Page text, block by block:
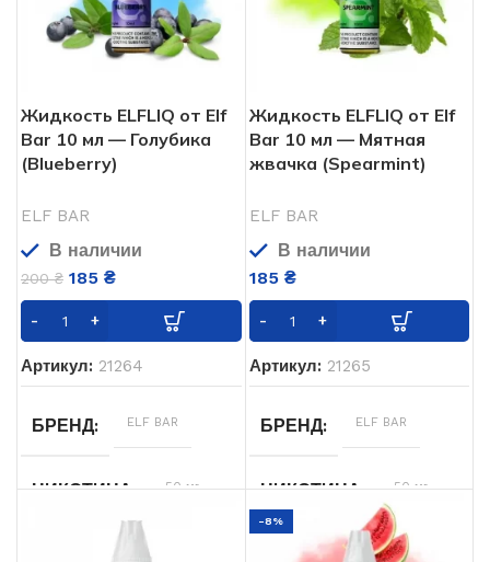
Жидкость ELFLIQ от Elf
Bar 10 мл — Голубика
(Blueberry)
ELF BAR
В наличии
200₴ 185 ₴
Артикул: 21264
БРЕНД ELF BAR
НИКОТИНА 50 мг
Жидкость ELFLIQ от Elf
Bar 10 мл — Мятная
жвачка (Spearmint)
ELF BAR
В наличии
185 ₴
Артикул: 21265
БРЕНД ELF BAR
НИКОТИНА 50 мг
-8%